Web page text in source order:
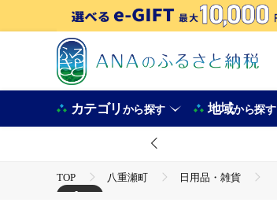
カテゴリから探す 地域から探す
TOP 八重瀬町 日用品・雑貨
+1